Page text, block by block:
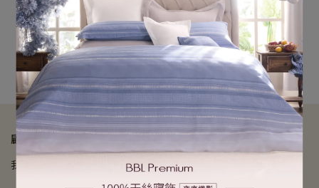
【愛戀木槿花-藍】100%
長纖細棉.印花特大床包
NT$3,000
加入購物車
【浪漫風信子】100%長纖
細棉.印花特大床包
NT$3,000
加入購物車
顧客服務
我的帳戶 訂單查詢 紅利與優惠